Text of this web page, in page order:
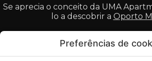
Se aprecia o conceito da UMA
lo a descobrir a Oporto
Preferências de